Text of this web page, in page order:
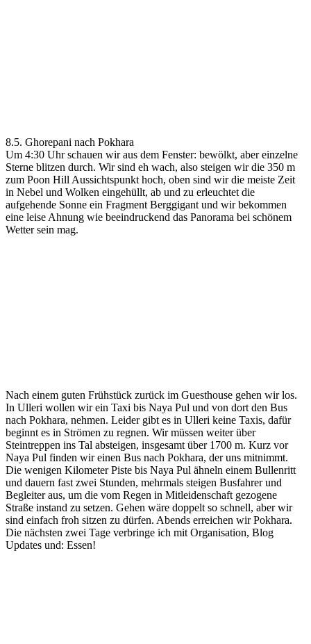
8.5. Ghorepani nach Pokhara
Um 4:30 Uhr schauen wir aus dem Fenster: bewölkt, aber einzelne
Sterne blitzen durch. Wir sind eh wach, also steigen wir die 350 m
zum Poon Hill Aussichtspunkt hoch, oben sind wir die meiste Zeit
in Nebel und Wolken eingehüllt, ab und zu erleuchtet die
aufgehende Sonne ein Fragment Berggigant und wir bekommen
eine leise Ahnung wie beeindruckend das Panorama bei schönem
Wetter sein mag.
Nach einem guten Frühstück zurück im Guesthouse gehen wir los.
In Ulleri wollen wir ein Taxi bis Naya Pul und von dort den Bus
nach Pokhara, nehmen. Leider gibt es in Ulleri keine Taxis, dafür
beginnt es in Strömen zu regnen. Wir müssen weiter über
Steintreppen ins Tal absteigen, insgesamt über 1700 m. Kurz vor
Naya Pul finden wir einen Bus nach Pokhara, der uns mitnimmt.
Die wenigen Kilometer Piste bis Naya Pul ähneln einem Bullenritt
und dauern fast zwei Stunden, mehrmals steigen Busfahrer und
Begleiter aus, um die vom Regen in Mitleidenschaft gezogene
Straße instand zu setzen. Gehen wäre doppelt so schnell, aber wir
sind einfach froh sitzen zu dürfen. Abends erreichen wir Pokhara.
Die nächsten zwei Tage verbringe ich mit Organisation, Blog
Updates und: Essen!